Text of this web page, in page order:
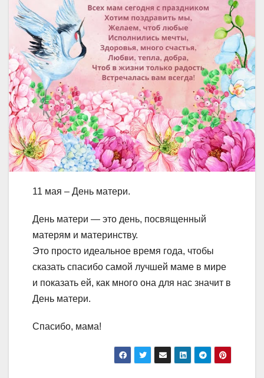
11 мая – День матери.
День матери — это день, посвященный
матерям и материнству.
Это просто идеальное время года, чтобы
сказать спасибо самой лучшей маме в мире
и показать ей, как много она для нас значит в
День матери.
Спасибо, мама!